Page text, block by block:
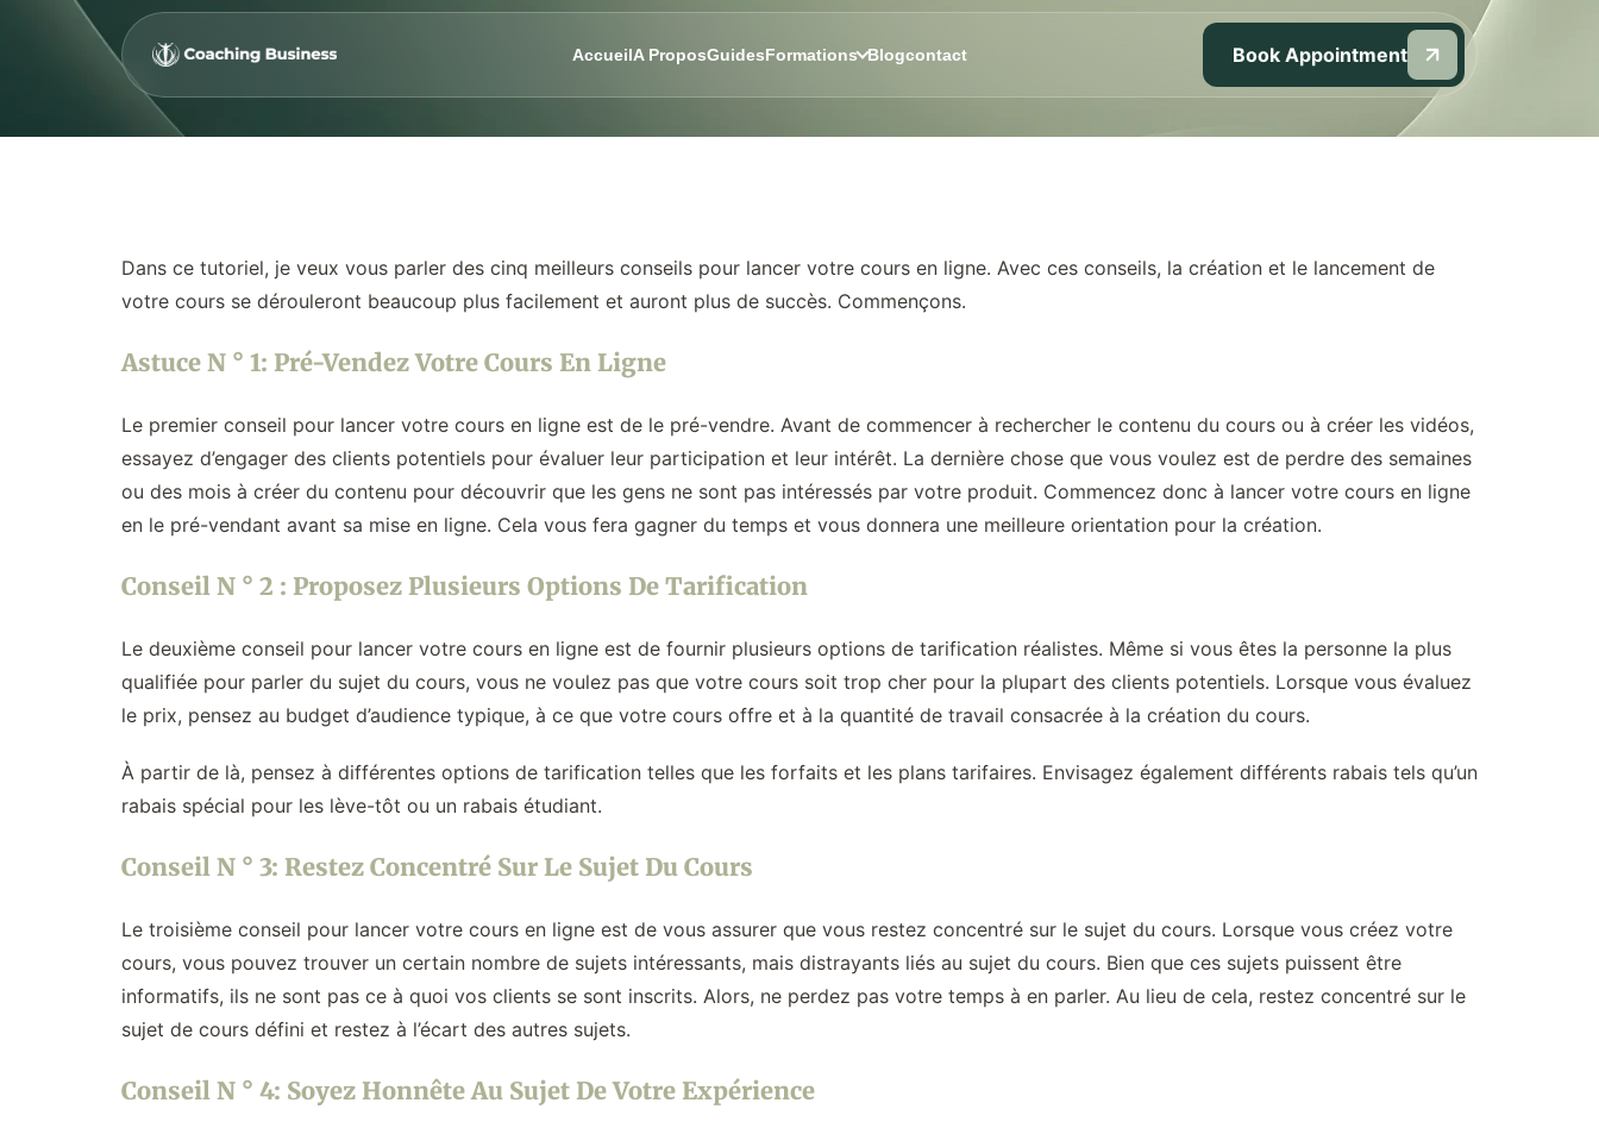
AccueilA ProposGuidesFormations Blogcontact Book Appointment
Dans ce tutoriel, je veux vous parler des cinq meilleurs conseils pour lancer votre cours en ligne. Avec ces conseils, la création et le lancement de
votre cours se dérouleront beaucoup plus facilement et auront plus de succès. Commençons.
Astuce N ° 1: Pré-Vendez Votre Cours En Ligne
Le premier conseil pour lancer votre cours en ligne est de le pré-vendre. Avant de commencer à rechercher le contenu du cours ou à créer les vidéos,
essayez d’engager des clients potentiels pour évaluer leur participation et leur intérêt. La dernière chose que vous voulez est de perdre des semaines
ou des mois à créer du contenu pour découvrir que les gens ne sont pas intéressés par votre produit. Commencez donc à lancer votre cours en ligne
en le pré-vendant avant sa mise en ligne. Cela vous fera gagner du temps et vous donnera une meilleure orientation pour la création.
Conseil N ° 2 : Proposez Plusieurs Options De Tarification
Le deuxième conseil pour lancer votre cours en ligne est de fournir plusieurs options de tarification réalistes. Même si vous êtes la personne la plus
qualifiée pour parler du sujet du cours, vous ne voulez pas que votre cours soit trop cher pour la plupart des clients potentiels. Lorsque vous évaluez
le prix, pensez au budget d’audience typique, à ce que votre cours offre et à la quantité de travail consacrée à la création du cours.
À partir de là, pensez à différentes options de tarification telles que les forfaits et les plans tarifaires. Envisagez également différents rabais tels qu’un
rabais spécial pour les lève-tôt ou un rabais étudiant.
Conseil N ° 3: Restez Concentré Sur Le Sujet Du Cours
Le troisième conseil pour lancer votre cours en ligne est de vous assurer que vous restez concentré sur le sujet du cours. Lorsque vous créez votre
cours, vous pouvez trouver un certain nombre de sujets intéressants, mais distrayants liés au sujet du cours. Bien que ces sujets puissent être
informatifs, ils ne sont pas ce à quoi vos clients se sont inscrits. Alors, ne perdez pas votre temps à en parler. Au lieu de cela, restez concentré sur le
sujet de cours défini et restez à l’écart des autres sujets.
Conseil N ° 4: Soyez Honnête Au Sujet De Votre Expérience